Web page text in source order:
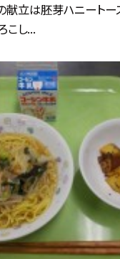
献立は胚芽ハニートー
こし...